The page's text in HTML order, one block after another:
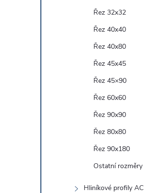
Řez 32x32
Řez 40x40
Řez 40x80
Řez 45x45
Řez 45×90
Řez 60x60
Řez 90x90
Řez 80x80
Řez 90x180
Ostatní rozměry
Hliníkové profily AC